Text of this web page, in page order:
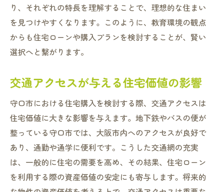
り、それぞれの特長を理解することで、理想的な住まい
を見つけやすくなります。このように、教育環境の観点
からも住宅ローンや購入プランを検討することが、賢い
選択へと繋がります。
交通アクセスが与える住宅価値の影響
守口市における住宅購入を検討する際、交通アクセスは
住宅価値に大きな影響を与えます。地下鉄やバスの便が
整っている守口市では、大阪市内へのアクセスが良好で
あり、通勤や通学に便利です。こうした交通網の充実
は、一般的に住宅の需要を高め、その結果、住宅ローン
を利用する際の資産価値の安定にも寄与します。将来的